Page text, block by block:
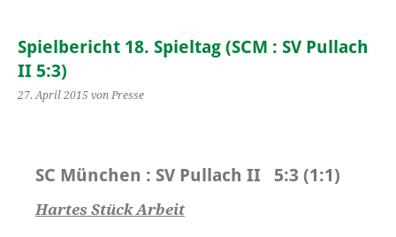
Spielbericht 18. Spieltag (SCM : SV Pullach
II 5:3)
27. April 2015 von Presse
SC München : SV Pullach II 5:3 (1:1)
Hartes Stück Arbeit